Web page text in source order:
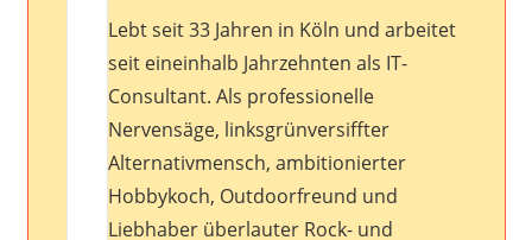
Lebt seit 33 Jahren in Köln und arbeitet
seit eineinhalb Jahrzehnten als IT-
Consultant. Als professionelle
Nervensäge, linksgrünversiffter
Alternativmensch, ambitionierter
Hobbykoch, Outdoorfreund und
Liebhaber überlauter Rock- und